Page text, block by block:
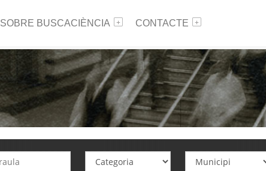
SOBRE BUSCACIÈNCIA CONTACTE